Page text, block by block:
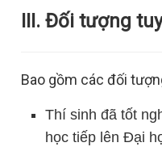
III. Đối tượng
Bao gồm các đối
Thí sinh đã tốt
học tiếp lên Đại